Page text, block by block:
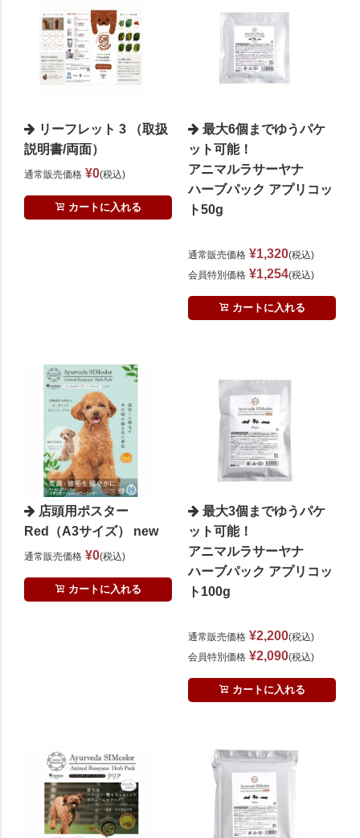
リーフレット 3 （取扱
説明書/両面）
通常販売価格 ¥0 税込
カートに入れる
最大6個までゆうパケ
ット可能！
アニマルラサーヤナ
ハーブパック アプリコッ
ト50g
通常販売価格 ¥1,320 税込
会員特別価格 ¥1,254 税込
カートに入れる
店頭用ポスター
Red（A3サイズ） new
通常販売価格 ¥0 税込
カートに入れる
最大3個までゆうパケ
ット可能！
アニマルラサーヤナ
ハーブパック アプリコッ
ト100g
通常販売価格 ¥2,200 税込
会員特別価格 ¥2,090 税込
カートに入れる